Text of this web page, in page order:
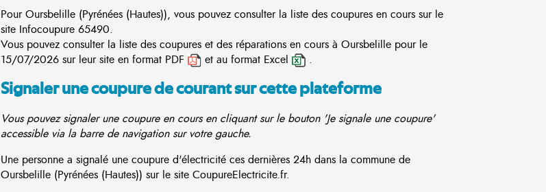
Pour Oursbelille (Pyrénées (Hautes)), vous pouvez consulter la liste des coupures en cours sur le
site Infocoupure 65490.
Vous pouvez consulter la liste des coupures et des réparations en cours à Oursbelille pour le
15/07/2026 sur leur site en format PDF
et au format Excel .
Signaler une coupure de courant sur cette plateforme
Vous pouvez signaler une coupure en cours en cliquant sur le bouton 'Je signale une coupure'
accessible via la barre de navigation sur votre gauche.
Une personne a signalé une coupure d'électricité ces dernières 24h dans la commune de
Oursbelille (Pyrénées (Hautes)) sur le site CoupureElectricite.fr.